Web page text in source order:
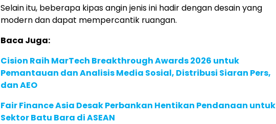
Selain itu, beberapa kipas angin jenis ini hadir dengan desain yang
modern dan dapat mempercantik ruangan.
Baca Juga:
Cision Raih MarTech Breakthrough Awards 2026 untuk
Pemantauan dan Analisis Media Sosial, Distribusi Siaran Pers,
dan AEO
Fair Finance Asia Desak Perbankan Hentikan Pendanaan untuk
Sektor Batu Bara di ASEAN